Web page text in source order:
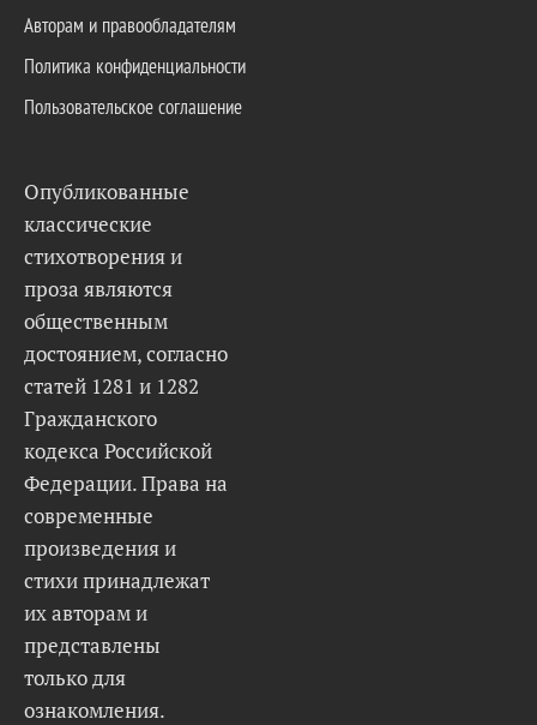
Авторам и правообладателям
Политика конфиденциальности
Пользовательское соглашение
Опубликованные
классические
стихотворения и
проза являются
общественным
достоянием, согласно
статей 1281 и 1282
Гражданского
кодекса Российской
Федерации. Права на
современные
произведения и
стихи принадлежат
их авторам и
представлены
только для
ознакомления.